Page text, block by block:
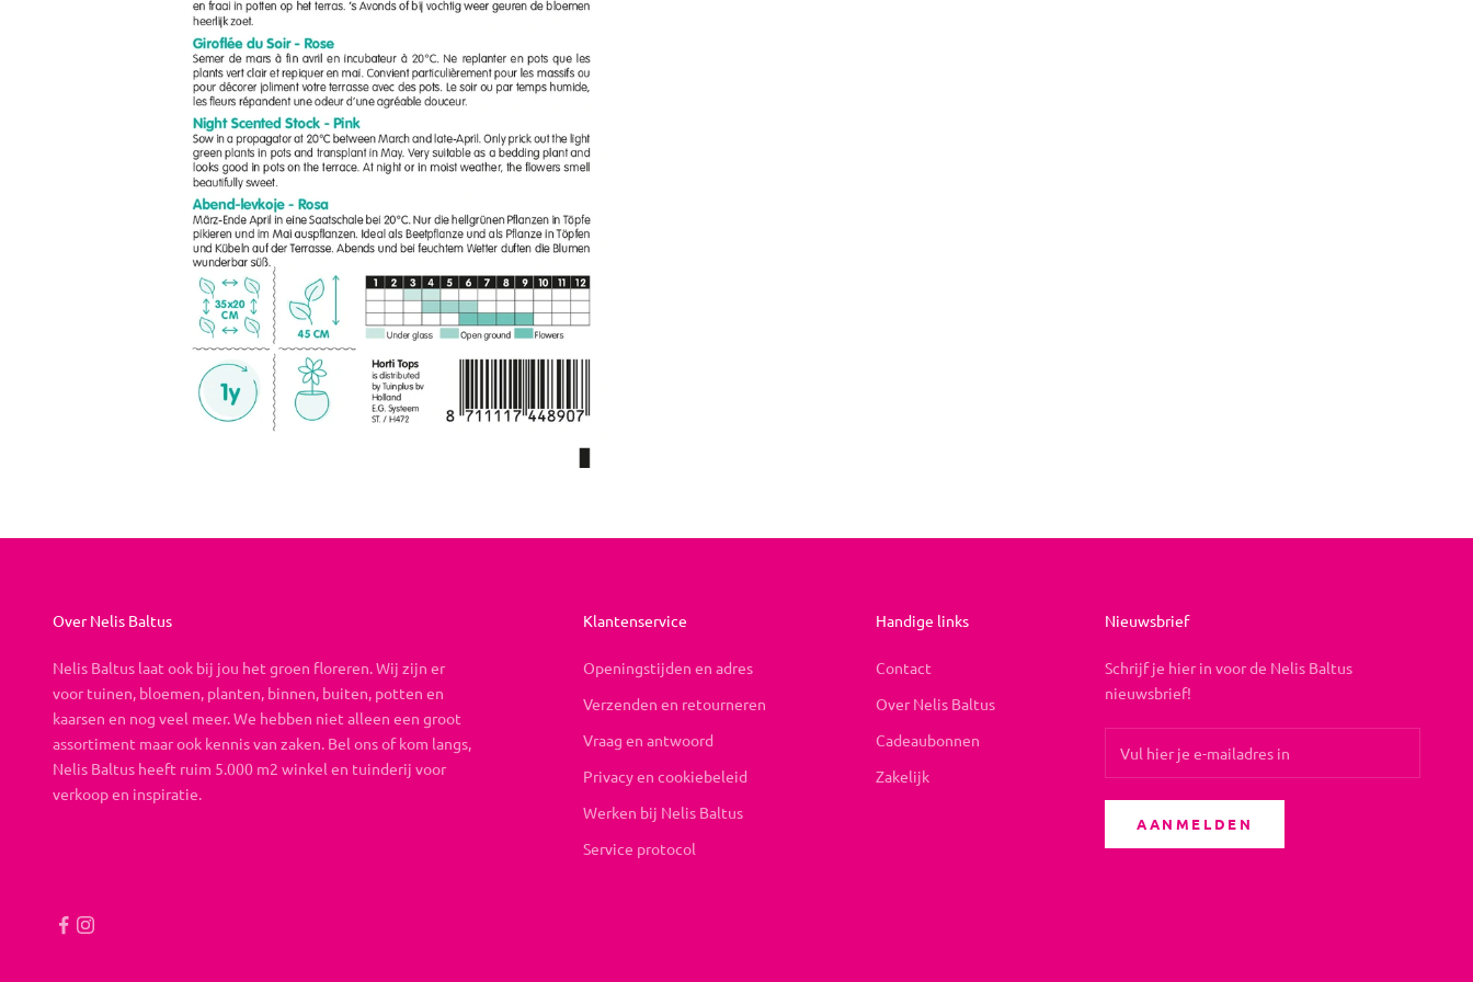
Over Nelis Baltus
Nelis Baltus laat ook bij jou het groen floreren. Wij zijn er
voor tuinen, bloemen, planten, binnen, buiten, potten en
kaarsen en nog veel meer. We hebben niet alleen een groot
assortiment maar ook kennis van zaken. Bel ons of kom langs,
Nelis Baltus heeft ruim 5.000 m2 winkel en tuinderij voor
verkoop en inspiratie.
Klantenservice
Openingstijden en adres
Verzenden en retourneren
Vraag en antwoord
Privacy en cookiebeleid
Werken bij Nelis Baltus
Service protocol
Handige links
Contact
Over Nelis Baltus
Cadeaubonnen
Zakelijk
Nieuwsbrief
Schrijf je hier in voor de Nelis Baltus
nieuwsbrief!
AANMELDEN